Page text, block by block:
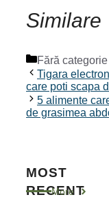
Similare
Categorii
Fără categorie
Tigara
care poti scapa
5 alimente
de grasimea
MOST
RECENT
More